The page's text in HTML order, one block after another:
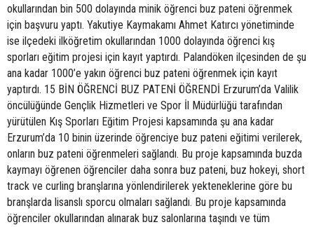
okullarından bin 500 dolayında minik öğrenci buz pateni öğrenmek
için başvuru yaptı. Yakutiye Kaymakamı Ahmet Katırcı yönetiminde
ise ilçedeki ilköğretim okullarından 1000 dolayında öğrenci kış
sporları eğitim projesi için kayıt yaptırdı. Palandöken ilçesinden de şu
ana kadar 1000’e yakın öğrenci buz pateni öğrenmek için kayıt
yaptırdı. 15 BİN ÖĞRENCİ BUZ PATENİ ÖĞRENDİ Erzurum’da Valilik
öncülüğünde Gençlik Hizmetleri ve Spor İl Müdürlüğü tarafından
yürütülen Kış Sporları Eğitim Projesi kapsamında şu ana kadar
Erzurum’da 10 binin üzerinde öğrenciye buz pateni eğitimi verilerek,
onların buz pateni öğrenmeleri sağlandı. Bu proje kapsamında buzda
kaymayı öğrenen öğrenciler daha sonra buz pateni, buz hokeyi, short
track ve curling branşlarına yönlendirilerek yekteneklerine göre bu
branşlarda lisanslı sporcu olmaları sağlandı. Bu proje kapsamında
öğrenciler okullarından alınarak buz salonlarına taşındı ve tüm